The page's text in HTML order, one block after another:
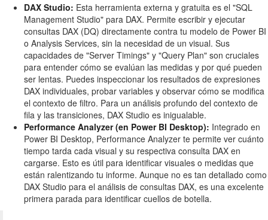
DAX Studio: Esta herramienta externa y gratuita es el "SQL
Management Studio" para DAX. Permite escribir y ejecutar
consultas DAX (DQ) directamente contra tu modelo de Power BI
o Analysis Services, sin la necesidad de un visual. Sus
capacidades de "Server Timings" y "Query Plan" son cruciales
para entender cómo se evalúan las medidas y por qué pueden
ser lentas. Puedes inspeccionar los resultados de expresiones
DAX individuales, probar variables y observar cómo se modifica
el contexto de filtro. Para un análisis profundo del contexto de
fila y las transiciones, DAX Studio es inigualable.
Performance Analyzer (en Power BI Desktop): Integrado en
Power BI Desktop, Performance Analyzer te permite ver cuánto
tiempo tarda cada visual y su respectiva consulta DAX en
cargarse. Esto es útil para identificar visuales o medidas que
están ralentizando tu informe. Aunque no es tan detallado como
DAX Studio para el análisis de consultas DAX, es una excelente
primera parada para identificar cuellos de botella.